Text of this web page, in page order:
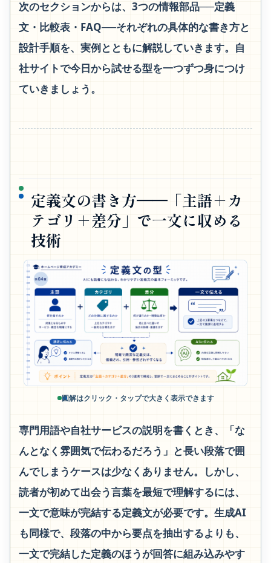
次のセクションからは、3つの情報部品──定義
文・比較表・FAQ──それぞれの具体的な書き方と
設計手順を、実例とともに解説していきます。自
社サイトで今日から試せる型を一つずつ身につけ
ていきましょう。
定義文の書き方──「主語＋カ
テゴリ＋差分」で一文に収める
技術
図解はクリック・タップで大きく表示できます
専門用語や自社サービスの説明を書くとき、「な
んとなく雰囲気で伝わるだろう」と長い段落で囲
んでしまうケースは少なくありません。しかし、
読者が初めて出会う言葉を最短で理解するには、
一文で意味が完結する定義文が必要です。生成AI
も同様で、段落の中から要点を抽出するよりも、
一文で完結した定義のほうが回答に組み込みやす